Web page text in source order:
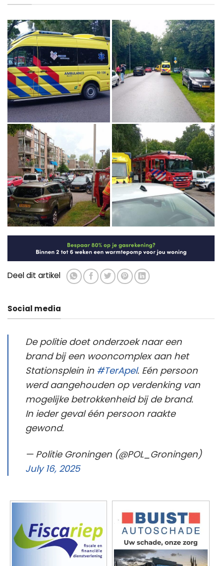
Deel dit artikel
Social media
De politie doet onderzoek naar een
brand bij een wooncomplex aan het
Stationsplein in #TerApel. Eén persoon
werd aangehouden op verdenking van
mogelijke betrokkenheid bij de brand.
In ieder geval één persoon raakte
gewond.
— Politie Groningen (@POL_Groningen)
July 16, 2025